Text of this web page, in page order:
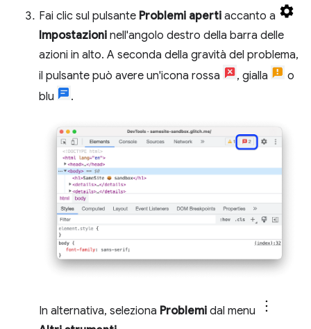
Fai clic sul pulsante Problemi aperti accanto a
Impostazioni nell'angolo destro della barra delle
azioni in alto. A seconda della gravità del problema,
il pulsante può avere un'icona rossa
, gialla
o
blu
.
In alternativa, seleziona Problemi dal menu